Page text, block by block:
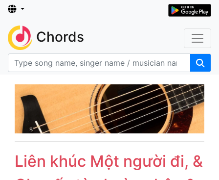
Chords
Liên khúc Một người đi, &